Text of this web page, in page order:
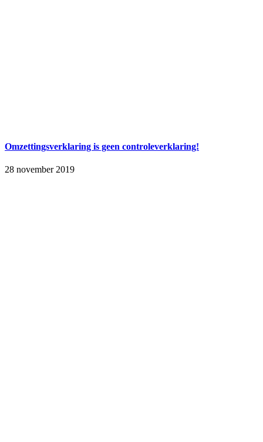
Omzettingsverklaring is geen controleverklaring!
28 november 2019